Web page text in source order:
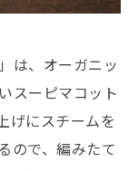
は、オーガニッ
スーピマコット
げにスチームを
ので、編みたて